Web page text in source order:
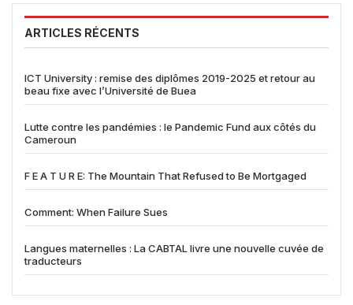
ARTICLES RÉCENTS
ICT University : remise des diplômes 2019-2025 et retour au
beau fixe avec l’Université de Buea
Lutte contre les pandémies : le Pandemic Fund aux côtés du
Cameroun
F E A T U R E: The Mountain That Refused to Be Mortgaged
Comment: When Failure Sues
Langues maternelles : La CABTAL livre une nouvelle cuvée de
traducteurs